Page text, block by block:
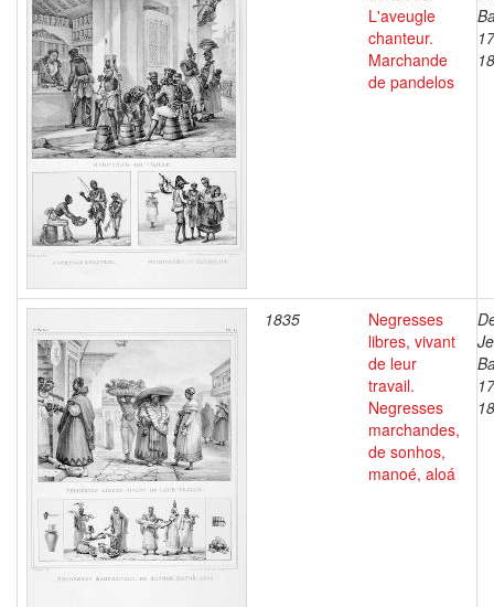
L'aveugle
chanteur.
Marchande
de pandelos
1835
Negresses
libres, vivant
de leur
travail.
Negresses
marchandes,
de sonhos,
manoé, aloá